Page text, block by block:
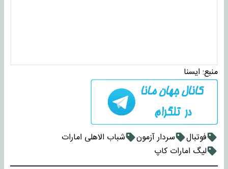
منبع: ايسنا
فوتبال سردار آزمون
شباب الاهلی امارات
لیگ امارات کاپ